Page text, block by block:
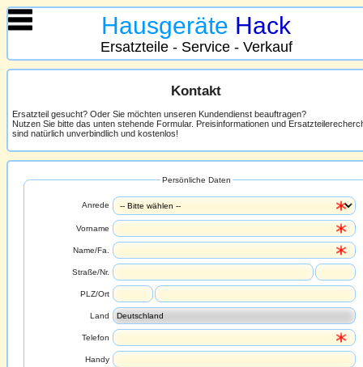
Hausgeräte Hack
Ersatzteile - Service - Verkauf
Kontakt
Ersatzteil gesucht? Oder Sie möchten unseren Kundendienst beauftragen?
Nutzen Sie bitte das unten stehende Formular. Preisinformationen und
sind natürlich unverbindlich und kostenlos!
Persönliche Daten
Anrede
Vorname
Name/Fa.
Straße/Nr.
PLZ/Ort
Land
Telefon
Handy